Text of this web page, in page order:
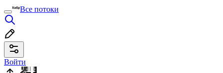
Все потоки
Войти